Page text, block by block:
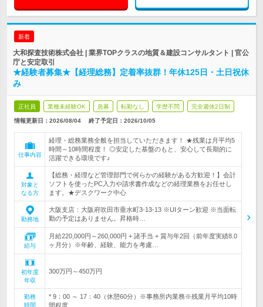
新着
大和探査技術株式会社 | 業界TOPクラスの地質＆建設コンサルタント | 官公
庁と安定取引
★経験者募集★【経理総務】定着率抜群！年休125日・土日祝休
み
正社員 業種未経験OK 急募 転勤なし 学歴不問 完全週休2日制
情報更新日：2026/08/04 終了予定日： 2026/10/05
仕事内容
経理・総務業務全般を担当していただきます！ ★残業は月平均5
時間～10時間程度！ ◎安定した基盤のもと、安心して長期的に
活躍できる環境です♪
対象と
なる方
【総務・経理など管理部門で何らかの経験がある方歓迎！】会計
ソフトを使ったPC入力や請求書作成などの経理業務をお任せし
ます。★デスクワーク中心
勤務地
大阪支店：大阪府吹田市垂水町3-13-13 ※UIターン歓迎 ※当面転
勤の予定はありません。昇格時…
給与
月給220,000円～260,000円 + 諸手当 + 賞与年2回（前年度実績8.0
ヶ月分）※年齢、経験、能力を考慮…
初年度
年収
300万円～450万円
勤務
時間
* 9：00 ～ 17：40（休憩60分）※事務所内業務※残業月平均10時
間程度